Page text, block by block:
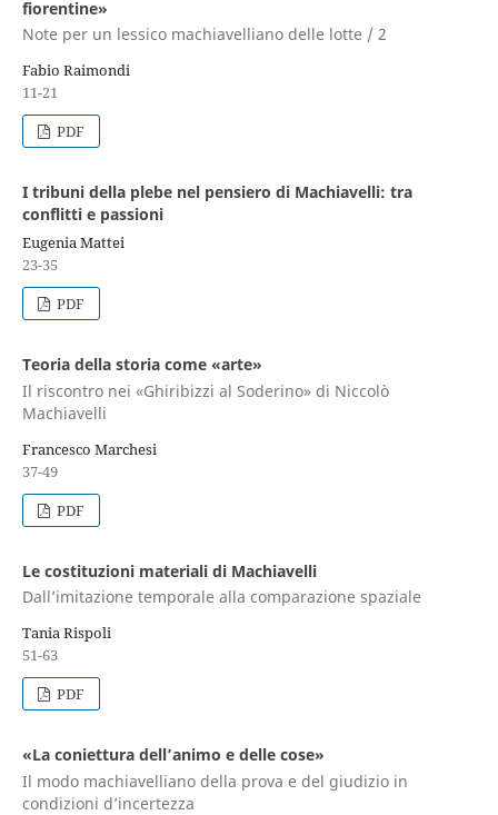
fiorentine»
Note per un lessico machiavelliano delle lotte / 2
Fabio Raimondi
11-21
PDF
I tribuni della plebe nel pensiero di Machiavelli: tra
conflitti e passioni
Eugenia Mattei
23-35
PDF
Teoria della storia come «arte»
Il riscontro nei «Ghiribizzi al Soderino» di Niccolò
Machiavelli
Francesco Marchesi
37-49
PDF
Le costituzioni materiali di Machiavelli
Dall’imitazione temporale alla comparazione spaziale
Tania Rispoli
51-63
PDF
«La coniettura dell’animo e delle cose»
Il modo machiavelliano della prova e del giudizio in
condizioni d’incertezza